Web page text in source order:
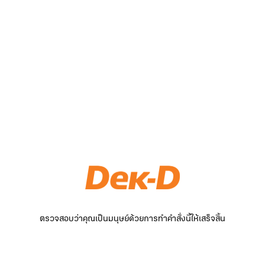
ตรวจสอบว่าคุณเป็นมนุษย์ด้วยการทำคำสั่งนี้ให้เสร็จสิ้น